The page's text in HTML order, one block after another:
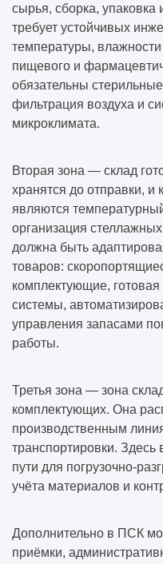
сырья, сборка, упаковка
требует устойчивых
температуры,
пищевого и
обязательны
фильтрация воздуха и
микроклимата.
Вторая зона — склад
хранятся до отправки,
являются
организация
должна быть
товаров:
комплектующие,
системы,
управления запасами
работы.
Третья зона — зона
комплектующих. Она
производственным
транспортировки.
пути для погрузочно-
учёта материалов и
Дополнительно в ПСК
приёмки,